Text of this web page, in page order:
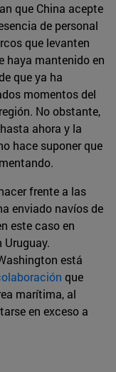
que China acepte
de personal
que levanten
haya mantenido en
que ya ha
momentos del
No obstante,
ahora y la
hace suponer que
frente a las
enviado navíos de
este caso en
está
que
marítima, al
en exceso a